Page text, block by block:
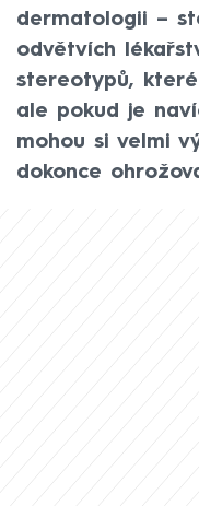
dermatologii –
odvětvích
stereotypů,
ale pokud je
mohou si velmi
dokonce